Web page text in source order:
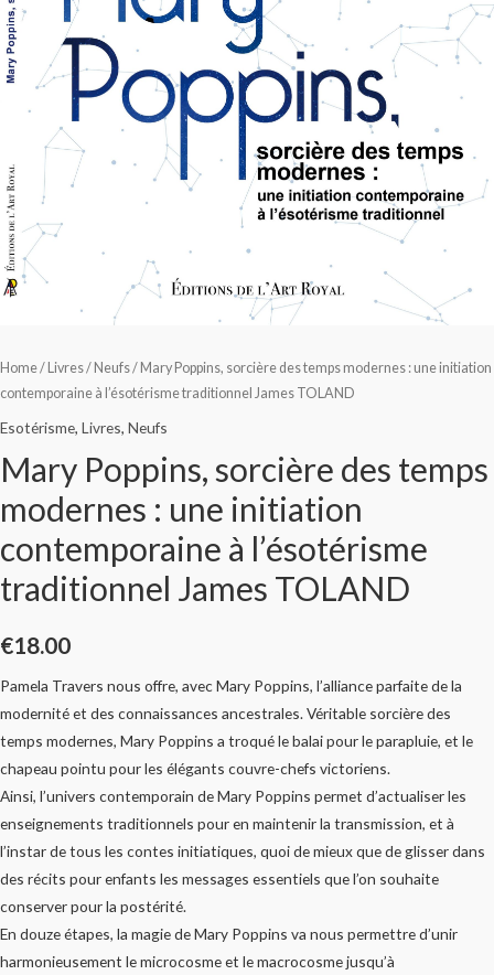
Home/ Livres/ Neufs/ Mary Poppins, sorcière des temps modernes : une initiation
contemporaine à l’ésotérisme traditionnel James TOLAND
Esotérisme, Livres, Neufs
Mary Poppins, sorcière des temps
modernes : une initiation
contemporaine à l’ésotérisme
traditionnel James TOLAND
€18.00
Pamela Travers nous offre, avec Mary Poppins, l’alliance parfaite de la
modernité et des connaissances ancestrales. Véritable sorcière des
temps modernes, Mary Poppins a troqué le balai pour le parapluie, et le
chapeau pointu pour les élégants couvre-chefs victoriens.
Ainsi, l’univers contemporain de Mary Poppins permet d’actualiser les
enseignements traditionnels pour en maintenir la transmission, et à
l’instar de tous les contes initiatiques, quoi de mieux que de glisser dans
des récits pour enfants les messages essentiels que l’on souhaite
conserver pour la postérité.
En douze étapes, la magie de Mary Poppins va nous permettre d’unir
harmonieusement le microcosme et le macrocosme jusqu’à